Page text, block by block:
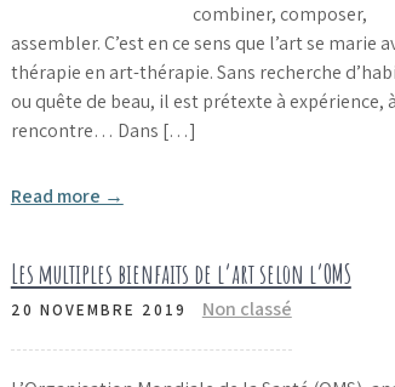
combiner, composer,
assembler. C’est en ce sens que l’art se marie
thérapie en art-thérapie. Sans recherche
ou quête de beau, il est prétexte à expérience, à
rencontre… Dans […]
Read more →
Les multiples bienfaits de l’art selon l’OMS
20 NOVEMBRE 2019 Non classé